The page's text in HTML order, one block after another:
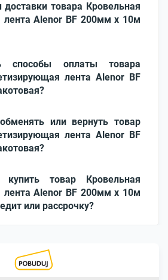
доставки товара Кровельная
лента Alenor BF 200мм x 10м
оплаты товара
лента Alenor BF
или вернуть товар
лента Alenor BF
товар Кровельная
лента Alenor BF 200мм x 10м
или рассрочку?